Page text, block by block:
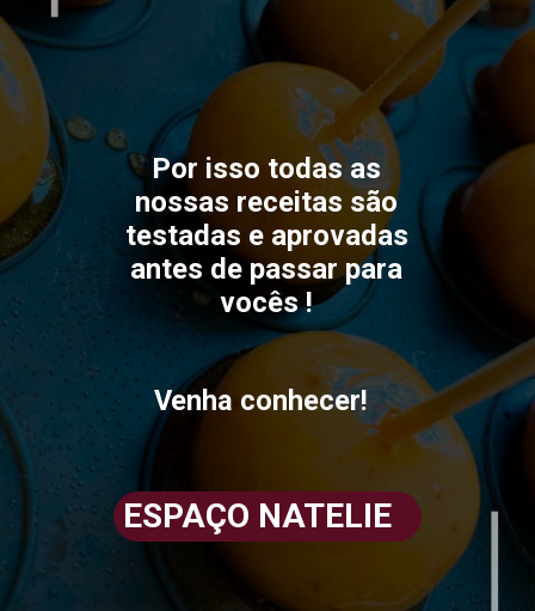
Por isso todas as
nossas receitas são
testadas e aprovadas
antes de passar para
vocês !
Venha conhecer!
ESPAÇO NATELIE